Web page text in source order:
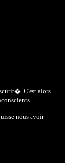
C'est alors
nous avoir